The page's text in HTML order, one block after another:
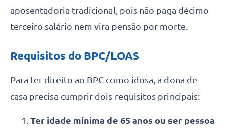
aposentadoria tradicional, pois não paga décimo
terceiro salário nem vira pensão por morte.
Requisitos do BPC/LOAS
Para ter direito ao BPC como idosa, a dona de
casa precisa cumprir dois requisitos principais:
Ter idade mínima de 65 anos ou ser pessoa